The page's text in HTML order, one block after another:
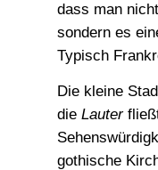
dass man
sondern es
Typisch
Die kleine
dieLauter
gothische